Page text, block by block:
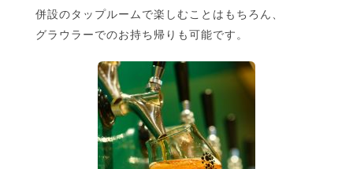
併設のタップルームで楽しむことはもちろん、
グラウラーでのお持ち帰りも可能です。